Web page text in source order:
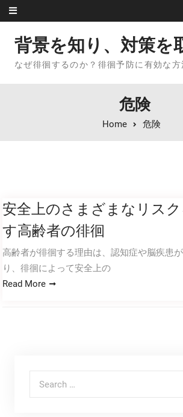
Skip to content
背景を知り、対策を
なぜ徘徊するのか？徘徊予防に有効な方
危険
Home 危険
安全上のさまざまなリス
す高齢者の徘徊
高齢者が徘徊する理由は、認知症や脳疾患
り、徘徊によって安全上の
Read More